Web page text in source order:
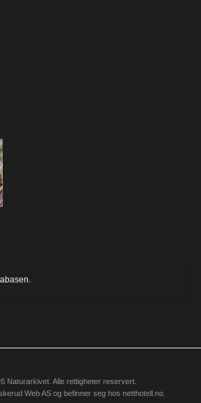
Naturarkivet. Alle rettigheter reservert.
Web AS og befinner seg hos netthotell.no